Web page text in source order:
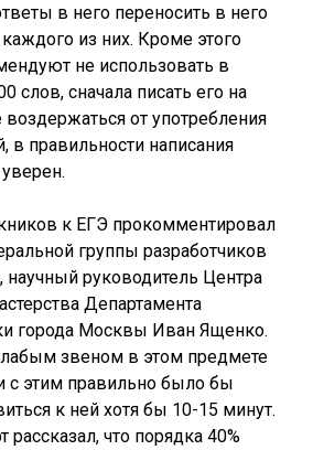
в него переносить в него
из них. Кроме этого
не использовать в
слов, сначала писать его на
от употребления
в правильности написания
к ЕГЭ прокомментировал
группы разработчиков
научный руководитель Центра
Департамента
города Москвы Иван Ященко.
звеном в этом предмете
с этим правильно было бы
к ней хотя бы 10-15 минут.
рассказал, что порядка 40%